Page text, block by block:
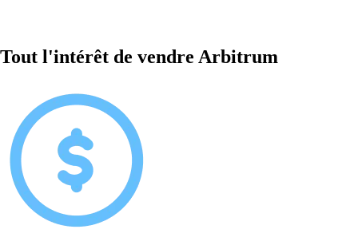
Tout l'intérêt de vendre Arbitrum